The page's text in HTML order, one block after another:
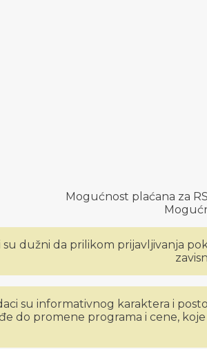
Mogućnost plaćana za
su dužni da prilikom prijavljivanja
su informativnog karaktera i
do promene programa i cene,